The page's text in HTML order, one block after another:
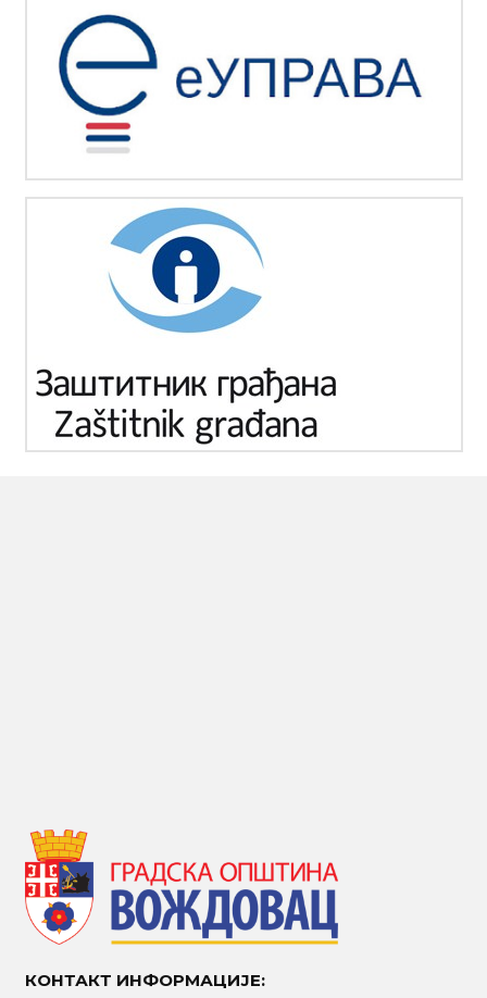
КОНТАКТ ИНФОРМАЦИЈЕ: